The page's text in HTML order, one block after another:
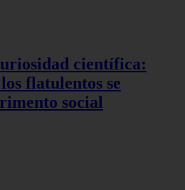
científica:
flatulentos se
social